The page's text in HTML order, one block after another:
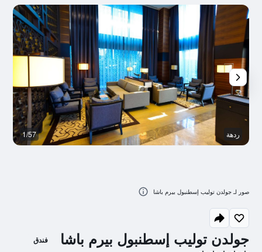
جولدن توليب إسطنبول بيرم باشا فندق
ردهة 1/57
صور لـ جولدن توليب إسطنبول بيرم باشا